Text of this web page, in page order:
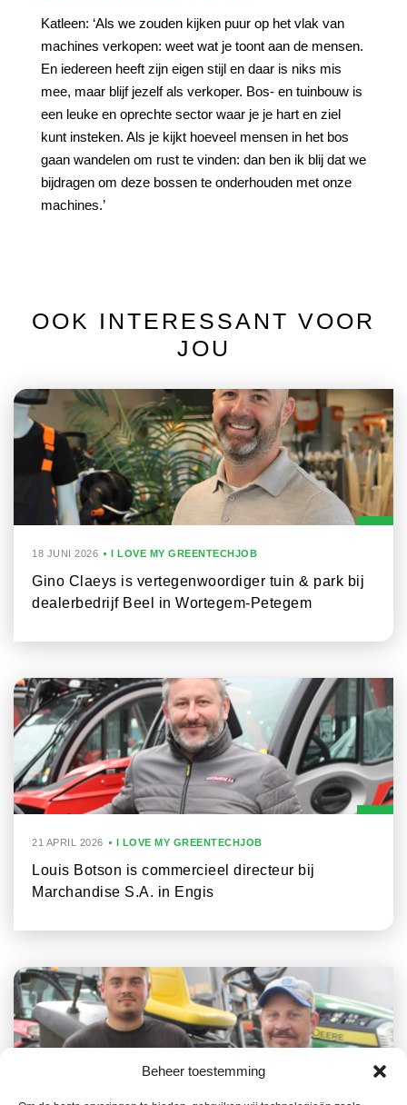
Beheer toestemming
Katleen: ‘Als we zouden kijken puur op het vlak van
machines verkopen: weet wat je toont aan de mensen.
En iedereen heeft zijn eigen stijl en daar is niks mis
mee, maar blijf jezelf als verkoper. Bos- en tuinbouw is
een leuke en oprechte sector waar je je hart en ziel
kunt insteken. Als je kijkt hoeveel mensen in het bos
gaan wandelen om rust te vinden: dan ben ik blij dat we
bijdragen om deze bossen te onderhouden met onze
machines.’
OOK INTERESSANT VOOR
JOU
18 JUNI 2026 I LOVE MY GREENTECHJOB
Gino Claeys is vertegenwoordiger tuin & park bij
dealerbedrijf Beel in Wortegem-Petegem
21 APRIL 2026 I LOVE MY GREENTECHJOB
Louis Botson is commercieel directeur bij
Marchandise S.A. in Engis